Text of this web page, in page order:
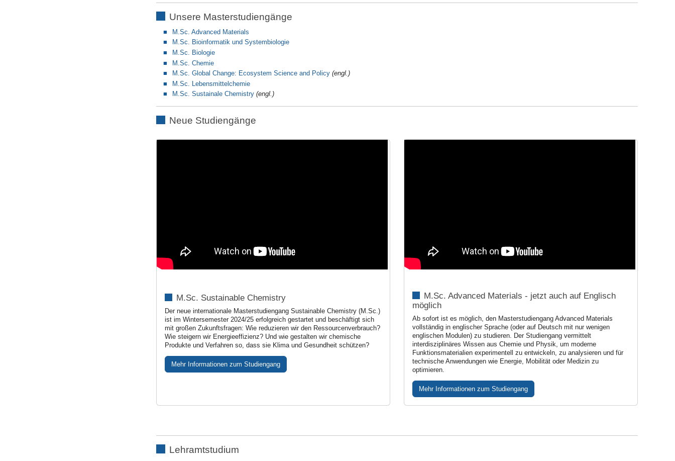
Unsere Masterstudiengänge
M.Sc. Advanced Materials
M.Sc. Bioinformatik und Systembiologie
M.Sc. Biologie
M.Sc. Chemie
M.Sc. Global Change: Ecosystem Science and Policy (engl.)
M.Sc. Lebensmittelchemie
M.Sc. Sustainale Chemistry (engl.)
Neue Studiengänge
M.Sc. Sustainable Chemistry
Der neue internationale Masterstudiengang Sustainable Chemistry (M.Sc.)
ist im Wintersemester 2024/25 erfolgreich gestartet und beschäftigt sich
mit großen Zukunftsfragen: Wie reduzieren wir den Ressourcenverbrauch?
Wie steigern wir Energieeffizienz? Und wie gestalten wir chemische
Produkte und Verfahren so, dass sie Klima und Gesundheit schützen?
Mehr Informationen zum Studiengang
M.Sc. Advanced Materials - jetzt auch auf Englisch
möglich
Ab sofort ist es möglich, den Masterstudiengang Advanced Materials
vollständig in englischer Sprache (oder auf Deutsch mit nur wenigen
englischen Modulen) zu studieren. Der Studiengang vermittelt
interdisziplinäres Wissen aus Chemie und Physik, um moderne
Funktionsmaterialien experimentell zu entwickeln, zu analysieren und für
technische Anwendungen wie Energie, Mobilität oder Medizin zu
optimieren.
Mehr Informationen zum Studiengang
Lehramtstudium